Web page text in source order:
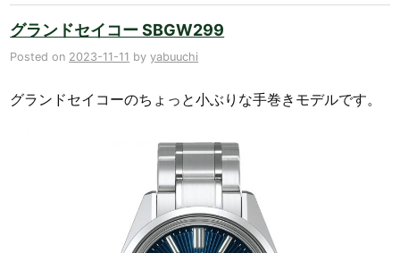
グランドセイコー SBGW299
Posted on 2023-11-11 byyabuuchi
グランドセイコーのちょっと小ぶりな手巻きモデルです。